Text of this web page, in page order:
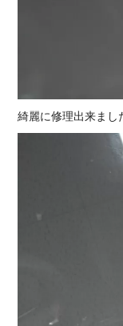
綺麗に修理出来まし